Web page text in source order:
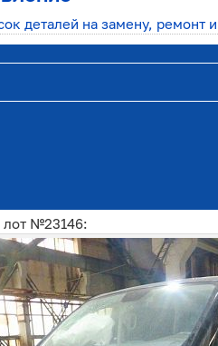
деталей на замену, ремонт
№23146: